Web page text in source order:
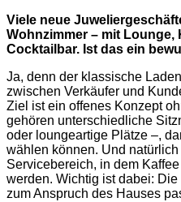
Viele neue
Wohnzimmer – mit Lounge,
Cocktailbar. Ist das ein
Ja, denn der klassische
zwischen Verkäufer und
Ziel ist ein offenes Konzept
gehören unterschiedliche
oder loungeartige Plätze –,
wählen können. Und
Servicebereich, in dem
werden. Wichtig ist dabei:
zum Anspruch des Hauses